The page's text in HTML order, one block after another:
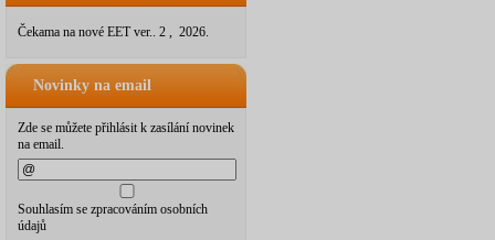
Čekama na nové EET ver.. 2 , 2026.
Novinky na email
Zde se můžete přihlásit k zasílání novinek
na email.
Souhlasím se zpracováním osobních
údajů